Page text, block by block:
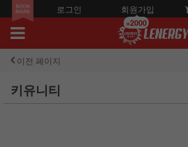
로그인 회원가입
+2000
이전 페이지
키유니티